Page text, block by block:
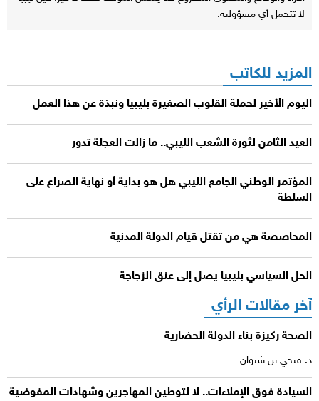
لا تتحمل أي مسؤولية.
المزيد للكاتب
اليوم الأخير لحملة القلوب الصغيرة بليبيا ونبذة عن هذا العمل
العيد الثامن لثورة الشعب الليبي.. ما زالت العجلة تدور
المؤتمر الوطني الجامع الليبي هل هو بداية أو نهاية الصراع على
السلطة
المحاصصة هي من تقتل قيام الدولة المدنية
الحل السياسي بليبيا يصل إلى عنق الزجاجة
آخر مقالات الرأي
الصحة ركيزة بناء الدولة الحضارية
د. فتحي بن شتوان
السيادة فوق الإملاءات.. لا لتوطين المهاجرين وشهادات المفوضية